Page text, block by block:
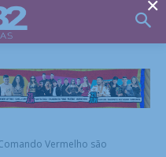
Vermelho são